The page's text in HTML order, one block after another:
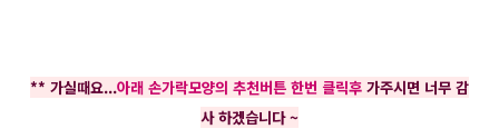
** 가실때요...아래 손가락모양의 추천버튼 한번 클릭후 가주시면 너무 감
사 하겠습니다 ~